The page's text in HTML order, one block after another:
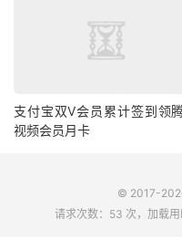
支付宝双V会员累计签到领
视频会员月卡
© 2017-
请求次数：53 次，加载